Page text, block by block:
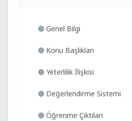
Genel Bilgi
Konu Başlıkları
Yeterlilik İlişkisi
Değerlendirme Sistemi
Öğrenme Çıktıları